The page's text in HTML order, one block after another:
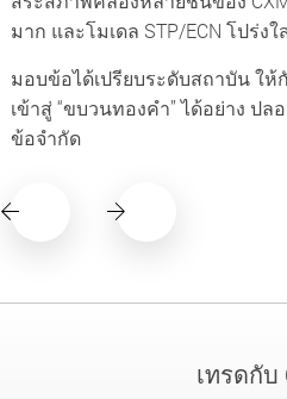
มาก และโมเดล STP/ECN โปร่งใ
มอบข้อได้เปรียบระดับสถาบัน ให้
เข้าสู่ “ขบวนทองคำ” ได้อย่าง ป
ข้อจำกัด
เทรดกับ